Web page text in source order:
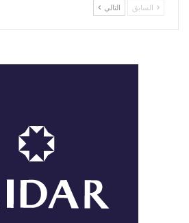
السابق التالي